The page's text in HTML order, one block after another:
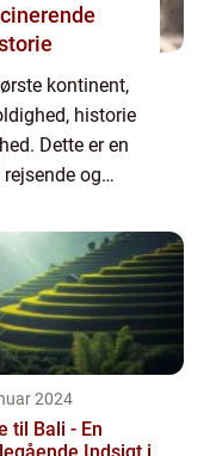
kontinent,
historie
Dette er en
og
2024
til Bali - En
Indsigt i